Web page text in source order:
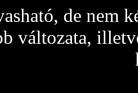
de nem
változata,